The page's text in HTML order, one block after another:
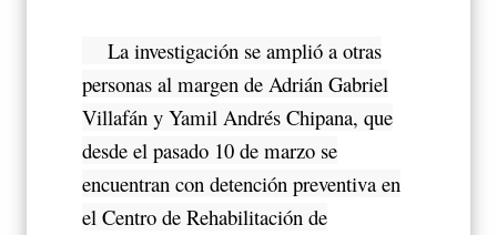
La investigación se amplió a otras
personas al margen de Adrián Gabriel
Villafán y Yamil Andrés Chipana, que
desde el pasado 10 de marzo se
encuentran con detención preventiva en
el Centro de Rehabilitación de